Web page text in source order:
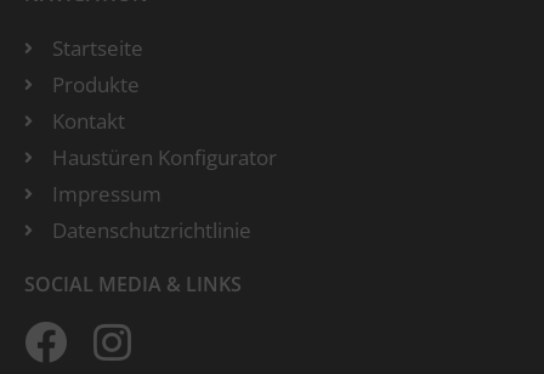
Startseite
Produkte
Kontakt
Haustüren Konfigurator
Impressum
Datenschutzrichtlinie
SOCIAL MEDIA & LINKS